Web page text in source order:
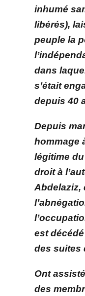
inhumé
libérés),
peuple la
dans
s’était
depuis 40
Depuis
hommage
légitime
droit à
Abdelaziz,
est décédé
des suites
Ont
des